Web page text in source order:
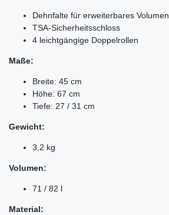
Dehnfalte für erweiterbares Volumen
TSA-Sicherheitsschloss
4 leichtgängige Doppelrollen
Maße:
Breite: 45 cm
Höhe: 67 cm
Tiefe: 27 / 31 cm
Gewicht:
3,2 kg
Volumen:
71 / 82 l
Material: